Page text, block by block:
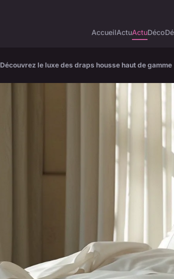
AccueilActuActuDéco
Découvrez le luxe des draps housse haut de gamme